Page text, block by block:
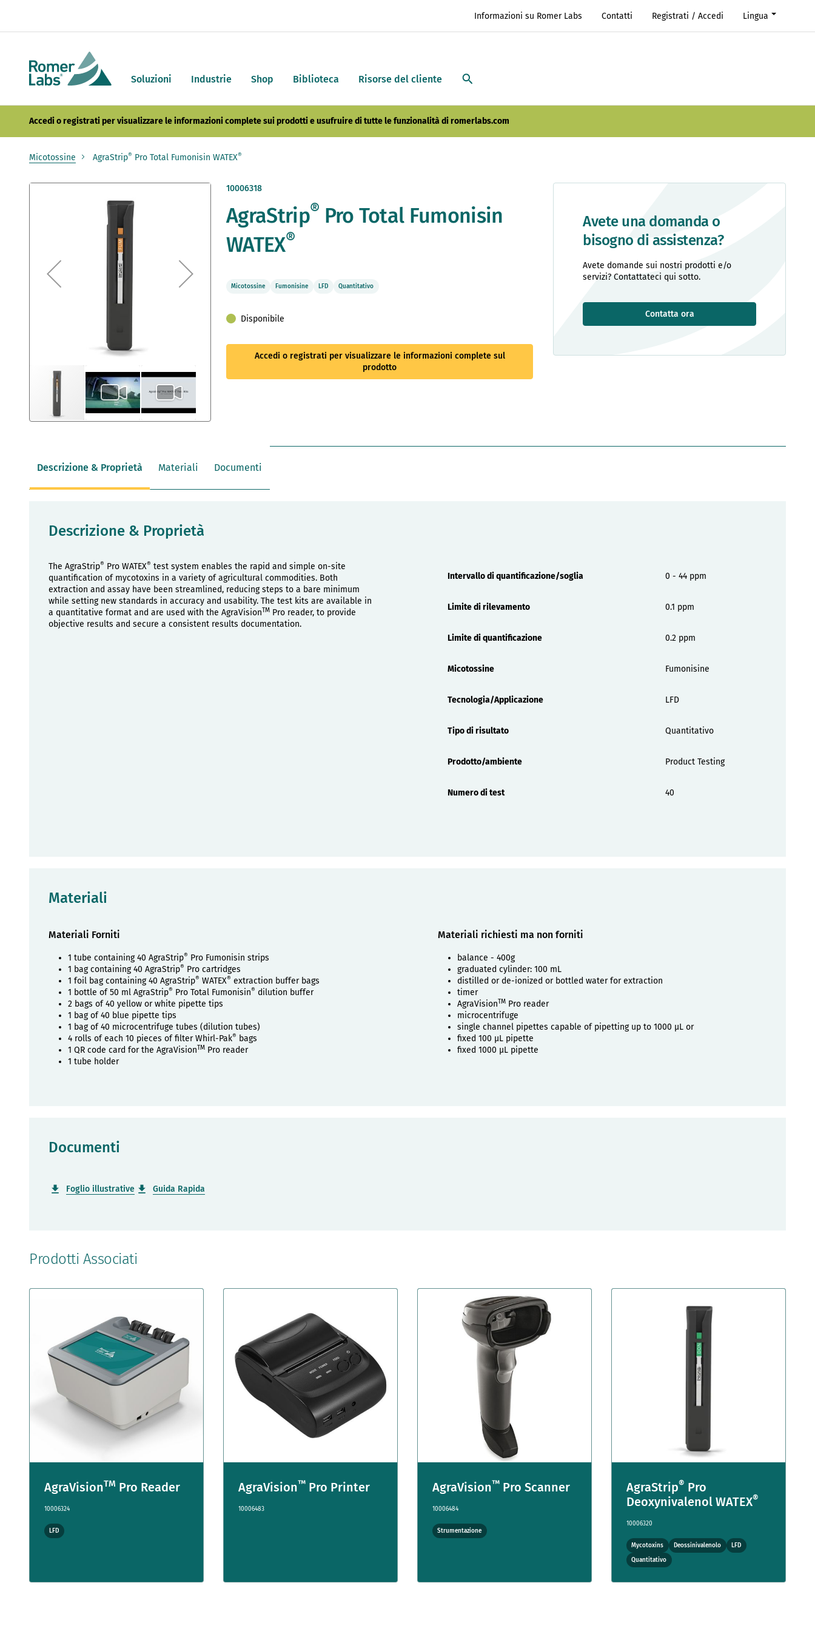
Soluzioni Industrie Shop Biblioteca Risorse del cliente
Informazioni su Romer Labs Contatti Registrati / Accedi Lingua
Accedi o registrati per visualizzare le informazioni complete sui prodotti e usufruire di tutte le funzionalità di romerlabs.com
Micotossine AgraStrip® Pro Total Fumonisin WATEX®
Vai
10006318
AgraStrip® Pro Total Fumonisin
WATEX®
Micotossine Fumonisine LFD Quantitativo
Disponibile
Accedi o registrati per visualizzare le informazioni complete sul
prodotto
Avete una domanda o
bisogno di assistenza?
Avete domande sui nostri prodotti e/o
servizi? Contattateci qui sotto.
Contatta ora
Descrizione & Proprietà Materiali Documenti
Descrizione & Proprietà
The AgraStrip® Pro WATEX® test system enables the rapid and simple on-site
quantification of mycotoxins in a variety of agricultural commodities. Both
extraction and assay have been streamlined, reducing steps to a bare minimum
while setting new standards in accuracy and usability. The test kits are available in
a quantitative format and are used with the AgraVisionTM Pro reader, to provide
objective results and secure a consistent results documentation.
Intervallo di quantificazione/soglia
0 - 44 ppm
Limite di rilevamento 0.1 ppm
Limite di quantificazione 0.2 ppm
Micotossine Fumonisine
Tecnologia/Applicazione LFD
Tipo di risultato Quantitativo
Prodotto/ambiente Product Testing
Numero di test 40
Materiali
Materiali Forniti
1 tube containing 40 AgraStrip® Pro Fumonisin strips
1 bag containing 40 AgraStrip® Pro cartridges
1 foil bag containing 40 AgraStrip® WATEX® extraction buffer bags
1 bottle of 50 ml AgraStrip® Pro Total Fumonisin® dilution buffer
2 bags of 40 yellow or white pipette tips
1 bag of 40 blue pipette tips
1 bag of 40 microcentrifuge tubes (dilution tubes)
4 rolls of each 10 pieces of filter Whirl-Pak® bags
1 QR code card for the AgraVisionTM Pro reader
1 tube holder
Materiali richiesti ma non forniti
balance - 400g
graduated cylinder: 100 mL
distilled or de-ionized or bottled water for extraction
timer
AgraVisionTM Pro reader
microcentrifuge
single channel pipettes capable of pipetting up to 1000 µL or
fixed 100 µL pipette
fixed 1000 µL pipette
Documenti
Foglio illustrative Guida Rapida
Prodotti Associati
AgraVisionTM Pro Reader
10006324
LFD
AgraVision™ Pro Printer
10006483
AgraVision™ Pro Scanner
10006484
Strumentazione
AgraStrip® Pro
Deoxynivalenol WATEX®
10006320
Mycotoxins Deossinivalenolo
LFD
Quantitativo